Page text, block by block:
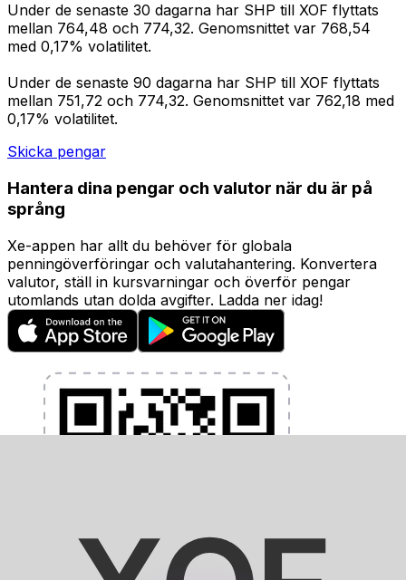
Under de senaste 30 dagarna har SHP till XOF flyttats
mellan 764,48 och 774,32. Genomsnittet var 768,54
med 0,17% volatilitet.
Under de senaste 90 dagarna har SHP till XOF flyttats
mellan 751,72 och 774,32. Genomsnittet var 762,18 med
0,17% volatilitet.
Skicka pengar
Hantera dina pengar och valutor när du är på
språng
Xe-appen har allt du behöver för globala
penningöverföringar och valutahantering. Konvertera
valutor, ställ in kursvarningar och överför pengar
utomlands utan dolda avgifter. Ladda ner idag!